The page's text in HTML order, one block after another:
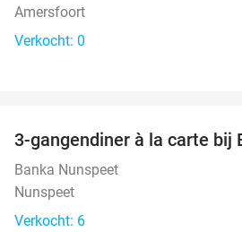
Amersfoort
Verkocht: 0
NEW
TODAY
3-gangendiner à la carte bij
Banka Nunspeet
Nunspeet
Verkocht: 6